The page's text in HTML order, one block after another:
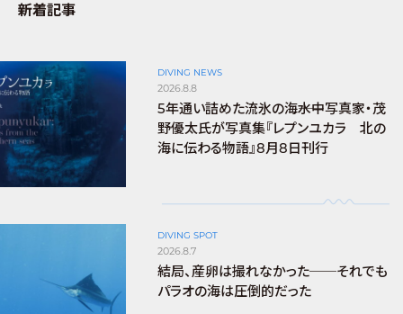
新着記事
DIVING NEWS
2026.8.8
5年通い詰めた流氷の海――水中写真家・茂
野優太氏が写真集『レプンユカラ 北の
海に伝わる物語』8月8日刊行
DIVING SPOT
2026.8.7
結局、産卵は撮れなかった──それでも
パラオの海は圧倒的だった